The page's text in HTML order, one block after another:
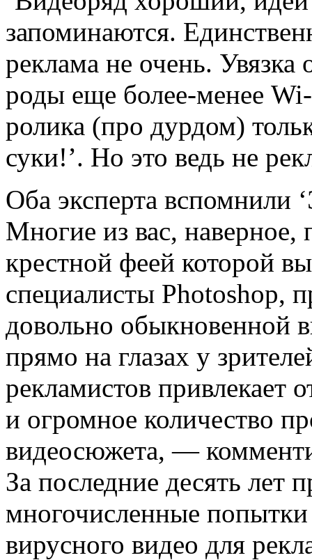
запоминаются.
реклама не очень. Увязка
роды еще более-менее
ролика (про дурдом)
суки!’. Но это ведь не
Оба эксперта вспомнили
Многие из вас,
крестной феей которой
специалисты Photoshop,
довольно обыкновенной
прямо на глазах у
рекламистов привлекает
и огромное количество
видеосюжета, —
За последние десять лет
многочисленные попытки
вирусного видео для